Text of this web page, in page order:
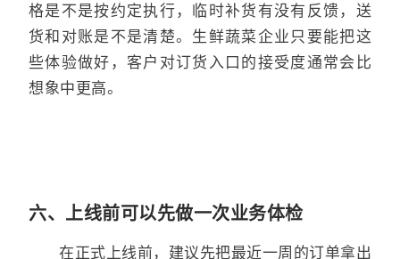
格是不是按约定执行，临时补货有没有反馈，送
货和对账是不是清楚。生鲜蔬菜企业只要能把这
些体验做好，客户对订货入口的接受度通常会比
想象中更高。
六、上线前可以先做一次业务体检
在正式上线前，建议先把最近一周的订单拿出